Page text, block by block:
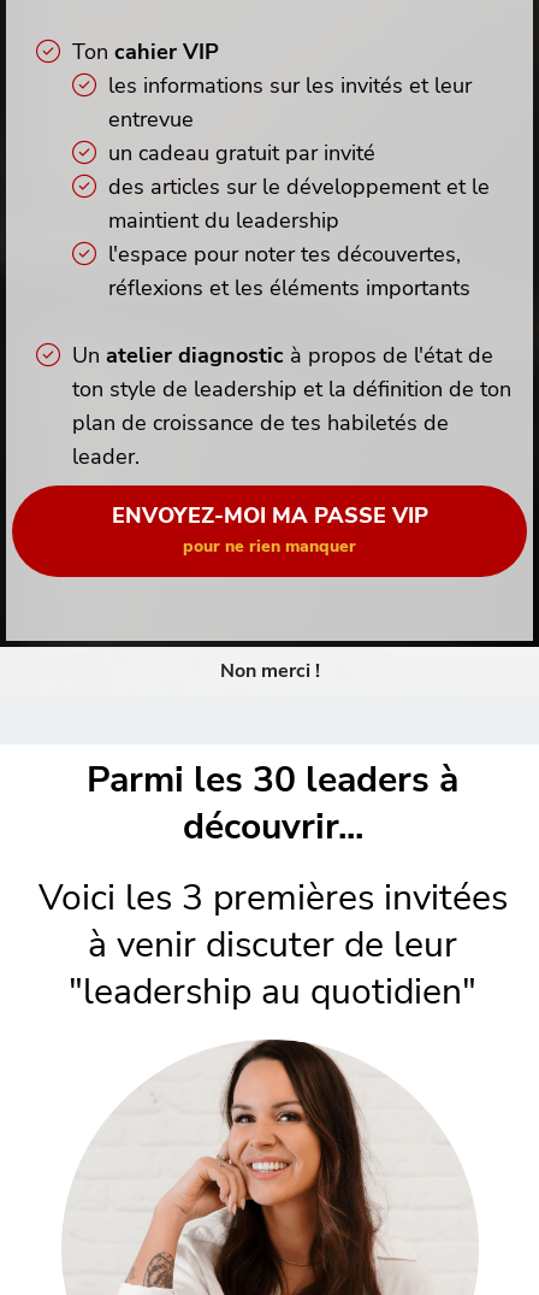
Ton cahier VIP
les informations sur les invités et leur
entrevue
un cadeau gratuit par invité
des articles sur le développement et le
maintient du leadership
l'espace pour noter tes découvertes,
réflexions et les éléments importants
Un atelier diagnostic à propos de l'état de
ton style de leadership et la définition de ton
plan de croissance de tes habiletés de
leader.
ENVOYEZ-MOI MA PASSE VIP
pour ne rien manquer
Non merci !
Parmi les 30 leaders à
découvrir...
Voici les 3 premières invitées
à venir discuter de leur
"leadership au quotidien"